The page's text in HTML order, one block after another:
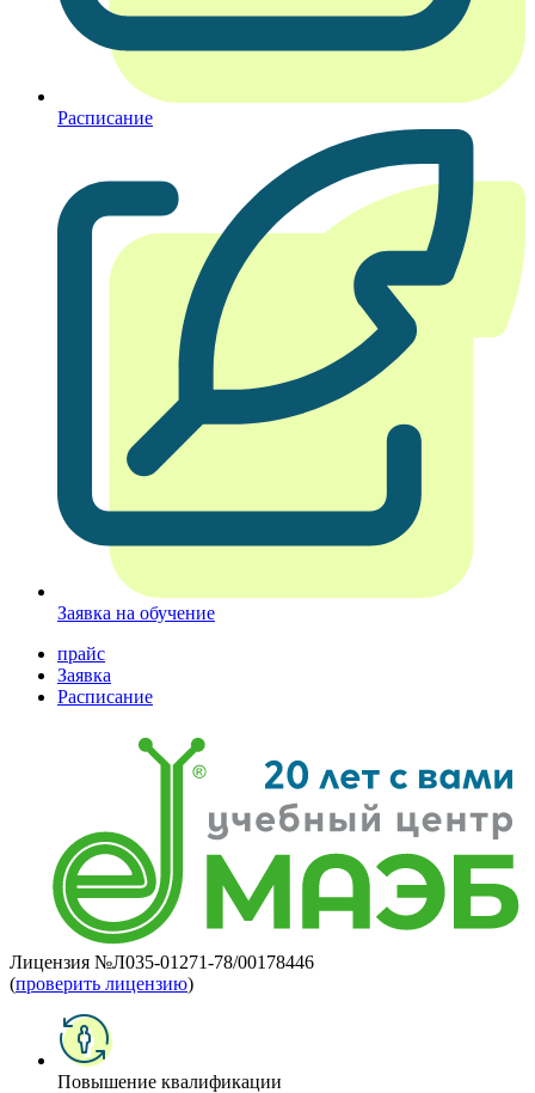
Расписание
Заявка на обучение
прайс
Заявка
Расписание
Лицензия №Л035-01271-78/00178446
(проверить лицензию)
Повышение квалификации